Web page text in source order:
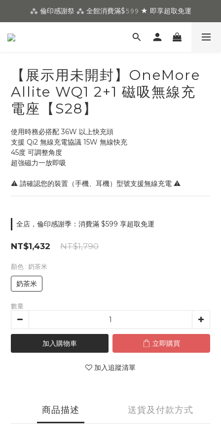
⁂ 倫印感謝祭 ⁂ 全館消費滿$𝟻𝟿𝟿 ★ 即享超取免運
【展示用未開封】OneMore
Allite WQ1 2+1 磁吸無線充
電座【S28】
使用時務必搭配 36W 以上快充頭
支援 Qi2 無線充電協議 15W 無線快充
45度 可調整角度
超強磁力一放即吸
⚠️ 請確認您的裝置（手機、耳機）型號支援無線充電 ⚠️
全店，倫印感謝季：消費滿 $599 享超取免運
NT$1,790
NT$1,432
顏色 : 奶茶米
奶茶米
數量
加入購物車 立即購買
加入追蹤清單
商品描述 送貨及付款方式